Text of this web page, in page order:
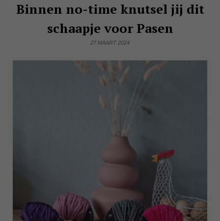
Binnen no-time knutsel jij dit
schaapje voor Pasen
27 MAART 2024